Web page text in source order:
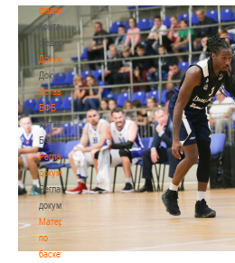
федерации
Контакты
федерации
Документы
Документы
Устав
БФБ
Устав
БФБ
Регламентирующие
документы
Регламентирующие
документы
Материалы
по
баскетбольной